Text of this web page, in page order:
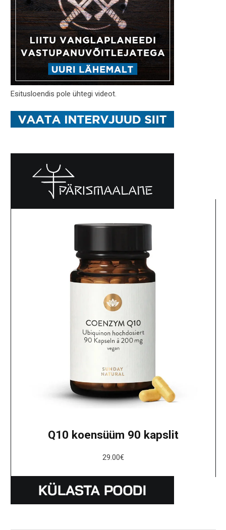
Esitusloendis pole ühtegi videot.
Q10 koensüüm 90 kapslit
29.00€